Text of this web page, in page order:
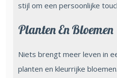
stijl om een persoonlijke
Planten En Bloemen
Niets brengt meer leven in
planten en kleurrijke